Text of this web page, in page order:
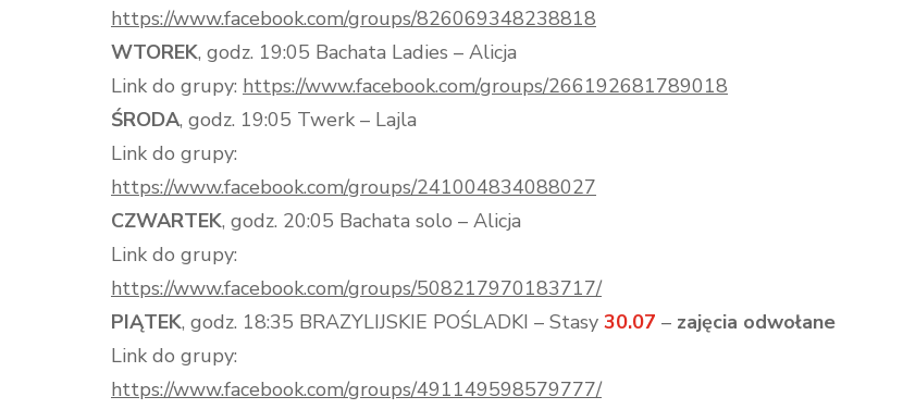
https://www.facebook.com/groups/826069348238818
WTOREK, godz. 19:05 Bachata Ladies – Alicja
Link do grupy: https://www.facebook.com/groups/266192681789018
ŚRODA, godz. 19:05 Twerk – Lajla
Link do grupy:
https://www.facebook.com/groups/241004834088027
CZWARTEK, godz. 20:05 Bachata solo – Alicja
Link do grupy:
https://www.facebook.com/groups/508217970183717/
PIĄTEK, godz. 18:35 BRAZYLIJSKIE POŚLADKI – Stasy 30.07 – zajęcia odwołane
Link do grupy:
https://www.facebook.com/groups/491149598579777/